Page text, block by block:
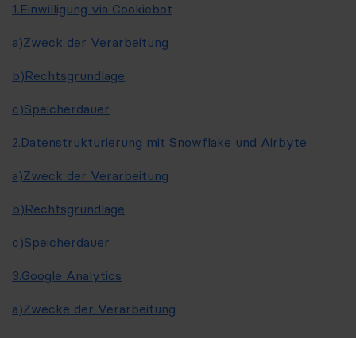
1.Einwilligung via Cookiebot
a)Zweck der Verarbeitung
b)Rechtsgrundlage
c)Speicherdauer
2.Datenstrukturierung mit Snowflake und Airbyte
a)Zweck der Verarbeitung
b)Rechtsgrundlage
c)Speicherdauer
3.Google Analytics
a)Zwecke der Verarbeitung